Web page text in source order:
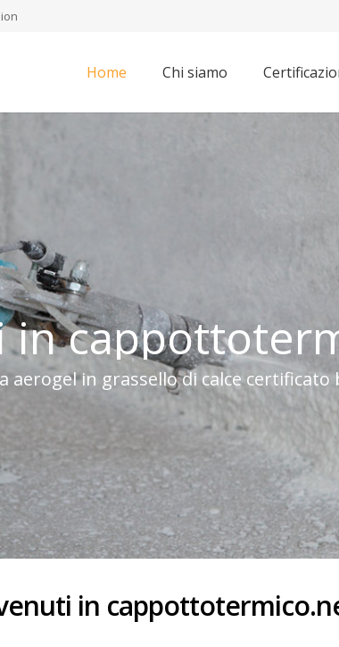
Home Chi siamo
incappottoter
aerogel in grassello di calce
in